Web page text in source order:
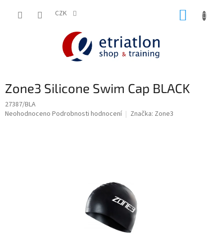
CZK
Zone3 Silicone Swim Cap BLACK
27387/BLA
Průměrné
Neohodnoceno Podrobnosti hodnocení Značka: Zone3
shop.etriatlon.cz - Chat